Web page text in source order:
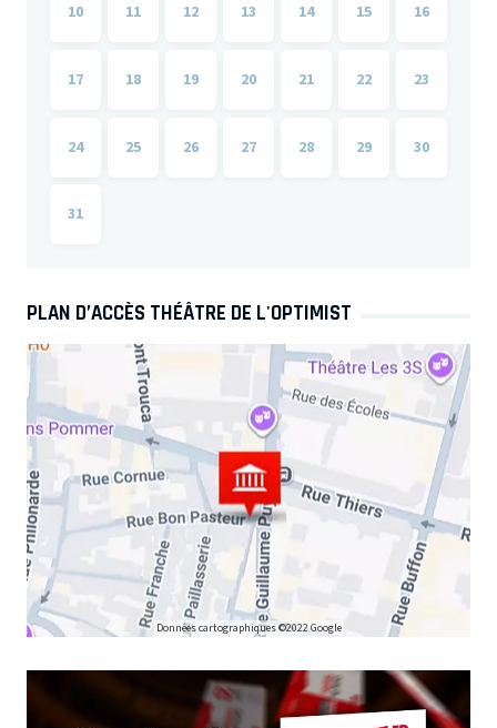
10 11 12 13 14 15 16
17 18 19 20 21 22 23
24 25 26 27 28 29 30
31
PLAN D’ACCÈS THÉÂTRE DE L'OPTIMIST
Données cartographiques ©2022 Google